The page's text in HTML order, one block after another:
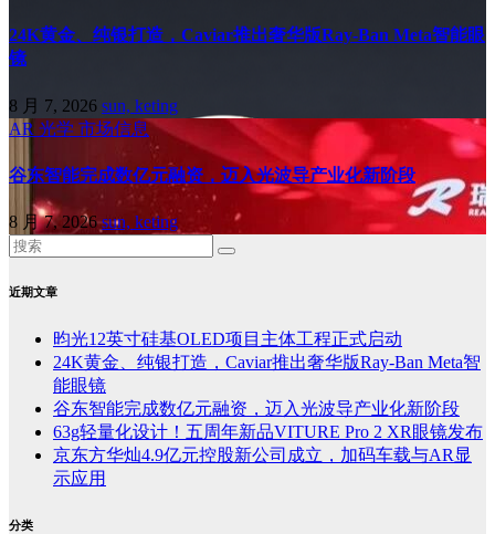
24K黄金、纯银打造，Caviar推出奢华版Ray-Ban Meta智能眼
镜
8 月 7, 2026 sun, keting
AR 光学 市场信息
谷东智能完成数亿元融资，迈入光波导产业化新阶段
8 月 7, 2026sun, keting
近期文章
昀光12英寸硅基OLED项目主体工程正式启动
24K黄金、纯银打造，Caviar推出奢华版Ray-Ban Meta智
能眼镜
谷东智能完成数亿元融资，迈入光波导产业化新阶段
63g轻量化设计！五周年新品VITURE Pro 2 XR眼镜发布
京东方华灿4.9亿元控股新公司成立，加码车载与AR显
示应用
分类